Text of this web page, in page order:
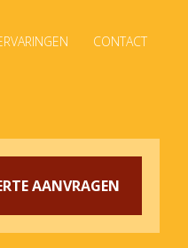
CONTACT
AANVRAGEN